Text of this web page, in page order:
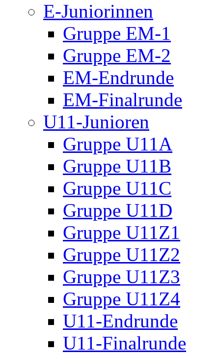
E-Juniorinnen
Gruppe EM-1
Gruppe EM-2
EM-Endrunde
EM-Finalrunde
U11-Junioren
Gruppe U11A
Gruppe U11B
Gruppe U11C
Gruppe U11D
Gruppe U11Z1
Gruppe U11Z2
Gruppe U11Z3
Gruppe U11Z4
U11-Endrunde
U11-Finalrunde